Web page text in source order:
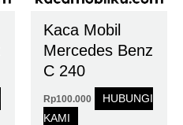
Kaca Mobil
Mercedes Benz
C 240
Rp100.000
HUBUNGI
KAMI